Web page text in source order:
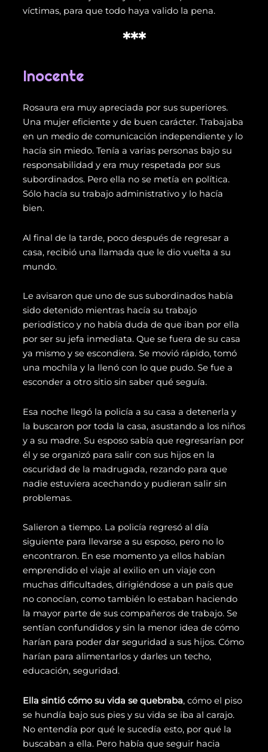
víctimas, para que todo haya valido la pena.
***
Inocente
Rosaura era muy apreciada por sus superiores.
Una mujer eficiente y de buen carácter. Trabajaba
en un medio de comunicación independiente y lo
hacía sin miedo. Tenía a varias personas bajo su
responsabilidad y era muy respetada por sus
subordinados. Pero ella no se metía en política.
Sólo hacía su trabajo administrativo y lo hacía
bien.
Al final de la tarde, poco después de regresar a
casa, recibió una llamada que le dio vuelta a su
mundo.
Le avisaron que uno de sus subordinados había
sido detenido mientras hacía su trabajo
periodístico y no había duda de que iban por ella
por ser su jefa inmediata. Que se fuera de su casa
ya mismo y se escondiera. Se movió rápido, tomó
una mochila y la llenó con lo que pudo. Se fue a
esconder a otro sitio sin saber qué seguía.
Esa noche llegó la policía a su casa a detenerla y
la buscaron por toda la casa, asustando a los niños
y a su madre. Su esposo sabía que regresarían por
él y se organizó para salir con sus hijos en la
oscuridad de la madrugada, rezando para que
nadie estuviera acechando y pudieran salir sin
problemas.
Salieron a tiempo. La policía regresó al día
siguiente para llevarse a su esposo, pero no lo
encontraron. En ese momento ya ellos habían
emprendido el viaje al exilio en un viaje con
muchas dificultades, dirigiéndose a un país que
no conocían, como también lo estaban haciendo
la mayor parte de sus compañeros de trabajo. Se
sentían confundidos y sin la menor idea de cómo
harían para poder dar seguridad a sus hijos. Cómo
harían para alimentarlos y darles un techo,
educación, seguridad.
Ella sintió cómo su vida se quebraba, cómo el piso
se hundía bajo sus pies y su vida se iba al carajo.
No entendía por qué le sucedía esto, por qué la
buscaban a ella. Pero había que seguir hacia